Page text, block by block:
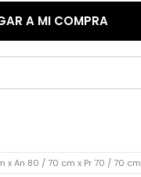
A MI COMPRA
x An 80 / 70 cm x Pr 70 / 70 cm